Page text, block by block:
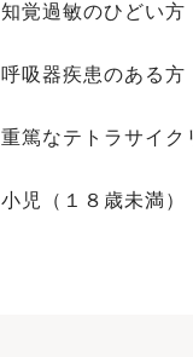
知覚過敏のひどい⽅
呼吸器疾患のある⽅
重篤なテトラサイク
⼩児（１８歳未満）